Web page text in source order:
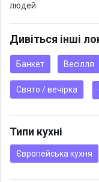
людей
Дивіться інші
Банкет Весілля
Свято / вечірка
Типи кухні
Європейська кухня